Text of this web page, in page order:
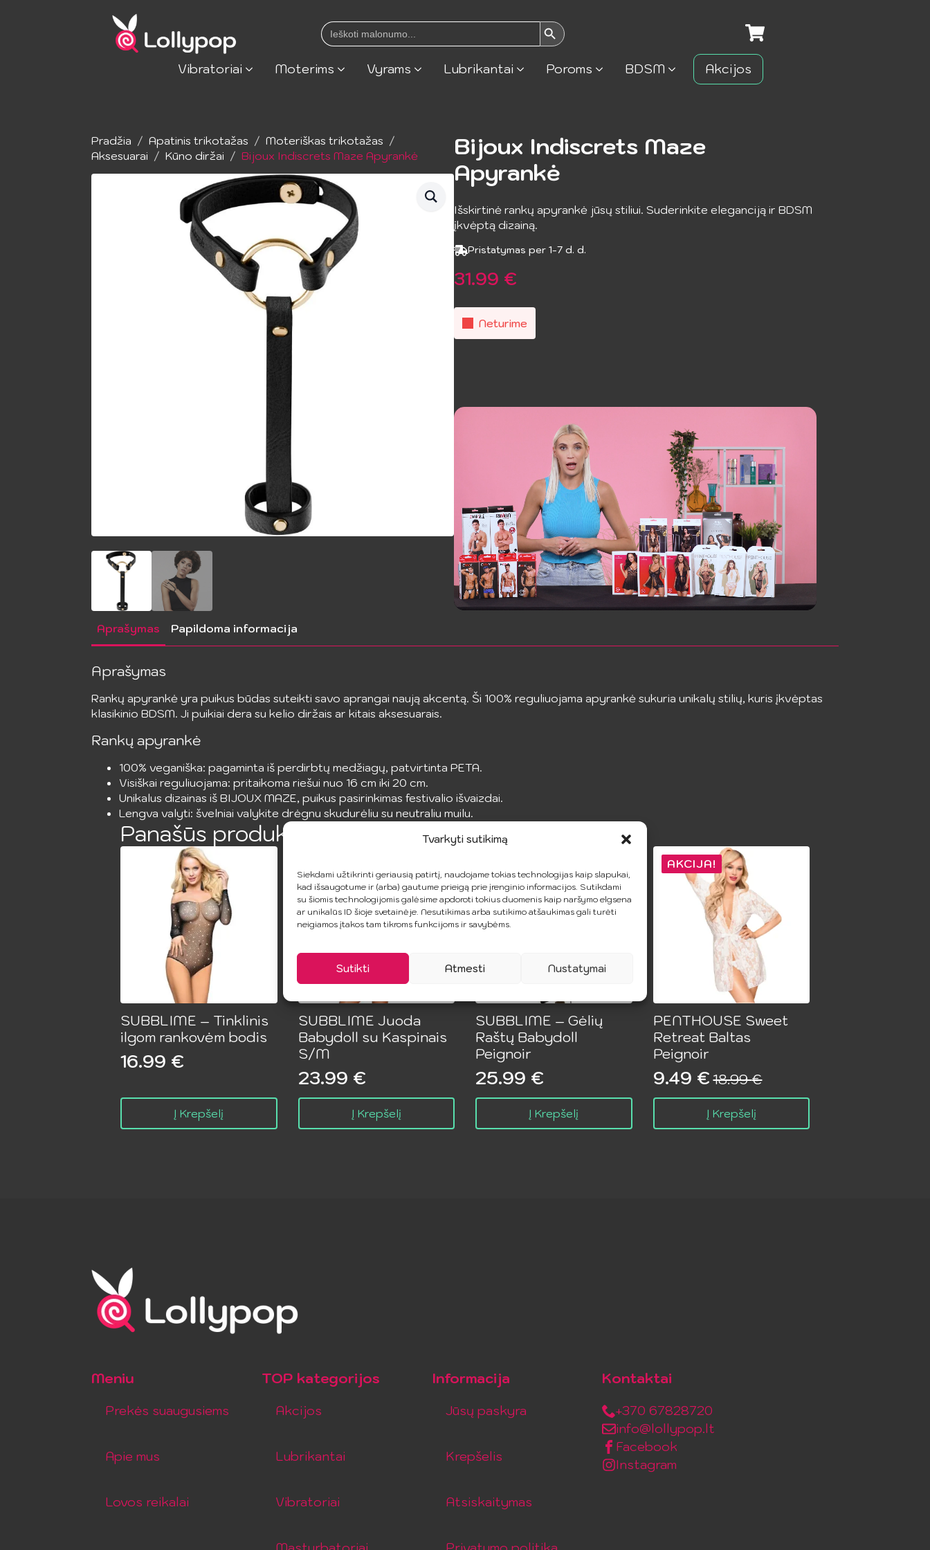
Tvarkyti sutikimą
Siekdami užtikrinti geriausią patirtį, naudojame tokias technologijas kaip slapukai,
kad išsaugotume ir (arba) gautume prieigą prie įrenginio informacijos. Sutikdami
su šiomis technologijomis galėsime apdoroti tokius duomenis kaip naršymo elgsena
ar unikalūs ID šioje svetainėje. Nesutikimas arba sutikimo atšaukimas gali turėti
neigiamos įtakos tam tikroms funkcijoms ir savybėms.
Sutikti Atmesti Nustatymai
Search
for:
Search Button
Vibratoriai Moterims Vyrams Lubrikantai Poroms BDSM Akcijos
Pradžia Apatinis trikotažas
Moteriškas trikotažas
Aksesuarai
Kūno diržai Bijoux Indiscrets Maze Apyrankė
Bijoux Indiscrets Maze
Apyrankė
Išskirtinė rankų apyrankė jūsų stiliui. Suderinkite eleganciją ir BDSM
įkvėptą dizainą.
Pristatymas per 1-7 d. d.
31.99 €
Neturime
Aprašymas Papildoma informacija
Aprašymas
Rankų apyrankė yra puikus būdas suteikti savo aprangai naują akcentą. Ši 100% reguliuojama apyrankė sukuria unikalų stilių, kuris įkvėptas
klasikinio BDSM. Ji puikiai dera su kelio diržais ar kitais aksesuarais.
Rankų apyrankė
100% veganiška: pagaminta iš perdirbtų medžiagų, patvirtinta PETA.
Visiškai reguliuojama: pritaikoma riešui nuo 16 cm iki 20 cm.
Unikalus dizainas iš BIJOUX MAZE, puikus pasirinkimas festivalio išvaizdai.
Lengva valyti: švelniai valykite drėgnu skudurėliu su neutraliu muilu.
Panašūs produktai
SUBBLIME – Tinklinis
ilgom rankovėm bodis
16.99 €
Į Krepšelį
SUBBLIME Juoda
Babydoll su Kaspinais
S/M
23.99 €
Į Krepšelį
SUBBLIME – Gėlių
Raštų Babydoll
Peignoir
25.99 €
Į Krepšelį
AKCIJA!
PENTHOUSE Sweet
Retreat Baltas
Peignoir
18.99€
Original
price
was:
9.49 €
Current
price
is:
Į Krepšelį
Meniu
Prekės suaugusiems
Apie mus
Lovos reikalai
TOP kategorijos
Akcijos
Lubrikantai
Vibratoriai
Informacija
Jūsų paskyra
Krepšelis
Atsiskaitymas
Kontaktai
+370 67828720
info@lollypop.lt
Facebook
Instagram